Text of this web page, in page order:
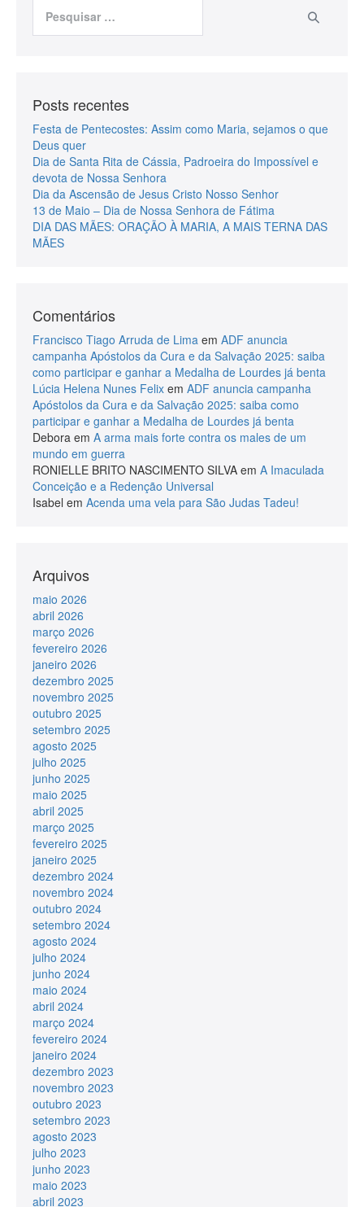
Posts recentes
Festa de Pentecostes: Assim como Maria, sejamos o que
Deus quer
Dia de Santa Rita de Cássia, Padroeira do Impossível e
devota de Nossa Senhora
Dia da Ascensão de Jesus Cristo Nosso Senhor
13 de Maio – Dia de Nossa Senhora de Fátima
DIA DAS MÃES: ORAÇÃO À MARIA, A MAIS TERNA DAS
MÃES
Comentários
Francisco Tiago Arruda de Lima em ADF anuncia
campanha Apóstolos da Cura e da Salvação 2025: saiba
como participar e ganhar a Medalha de Lourdes já benta
Lúcia Helena Nunes Felix em ADF anuncia campanha
Apóstolos da Cura e da Salvação 2025: saiba como
participar e ganhar a Medalha de Lourdes já benta
Debora em A arma mais forte contra os males de um
mundo em guerra
RONIELLE BRITO NASCIMENTO SILVA em A Imaculada
Conceição e a Redenção Universal
Isabel em Acenda uma vela para São Judas Tadeu!
Arquivos
maio 2026
abril 2026
março 2026
fevereiro 2026
janeiro 2026
dezembro 2025
novembro 2025
outubro 2025
setembro 2025
agosto 2025
julho 2025
junho 2025
maio 2025
abril 2025
março 2025
fevereiro 2025
janeiro 2025
dezembro 2024
novembro 2024
outubro 2024
setembro 2024
agosto 2024
julho 2024
junho 2024
maio 2024
abril 2024
março 2024
fevereiro 2024
janeiro 2024
dezembro 2023
novembro 2023
outubro 2023
setembro 2023
agosto 2023
julho 2023
junho 2023
maio 2023
abril 2023